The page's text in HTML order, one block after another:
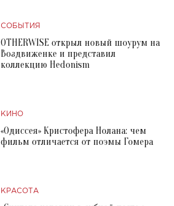
СОБЫТИЯ
OTHERWISE открыл новый шоурум на
Воздвиженке и представил
коллекцию Hedonism
КИНО
«Одиссея» Кристофера Нолана: чем
фильм отличается от поэмы Гомера
КРАСОТА